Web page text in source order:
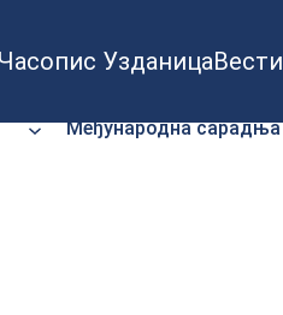
Часопис УзданицаВести
Међународна сарадња